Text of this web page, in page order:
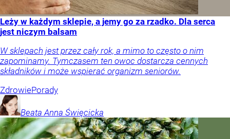
Leży w każdym sklepie, a jemy go za rzadko. Dla serca
jest niczym balsam
W sklepach jest przez cały rok, a mimo to często o nim
zapominamy. Tymczasem ten owoc dostarcza cennych
składników i może wspierać organizm seniorów.
ZdrowiePorady
Beata Anna Święcicka